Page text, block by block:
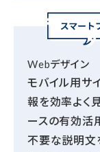
Webデザイン
モバイル用サ
報を効率よく
ースの有効活
不要な説明文